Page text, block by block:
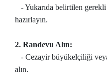
- Yukarıda belirtilen
hazırlayın.
2. Randevu Alın:
- Cezayir büyükelçiliği
alın.